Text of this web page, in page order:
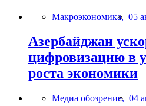
Макроэкономика, 05
Азербайджан
цифровизацию в
роста экономики
Медиа обозрение, 04